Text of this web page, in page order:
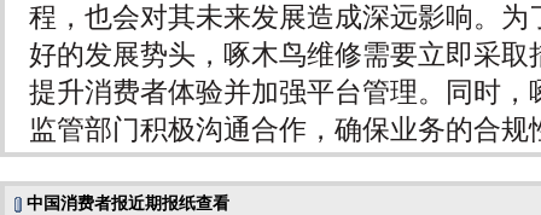
程，也会对其未来发展造成深远影响。为
好的发展势头，啄木鸟维修需要立即采取
提升消费者体验并加强平台管理。同时，
监管部门积极沟通合作，确保业务的合规
中国消费者报近期报纸查看